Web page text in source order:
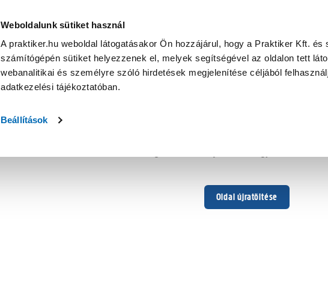
Weboldalunk sütiket használ
A praktiker.hu weboldal látogatásakor Ön hozzájárul, hogy a Praktiker Kft. és
számítógépén sütiket helyezzenek el, melyek segítségével az oldalon tett
webanalitikai és személyre szóló hirdetések megjelenítése céljából
adatkezelési tájékoztatóban.
Beállítások
Oldal újratöltése